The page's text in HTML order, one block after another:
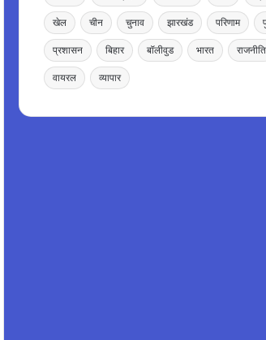
खेल चीन चुनाव झारखंड परिणाम
प्रशासन बिहार बॉलीवुड भारत राजनीति
वायरल व्यापार